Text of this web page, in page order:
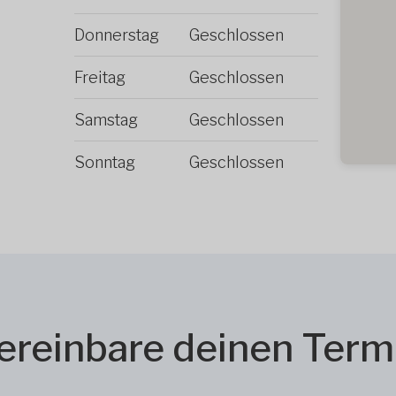
Donnerstag Geschlossen
Freitag Geschlossen
Samstag Geschlossen
Sonntag Geschlossen
deinen